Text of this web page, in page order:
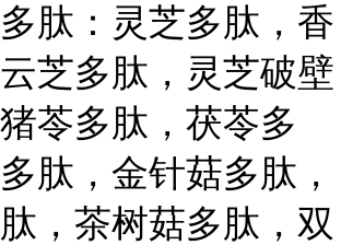
肽：灵芝多肽，香
芝多肽，灵芝破壁
苓多肽，茯苓多
肽，金针菇多肽，
，茶树菇多肽，双